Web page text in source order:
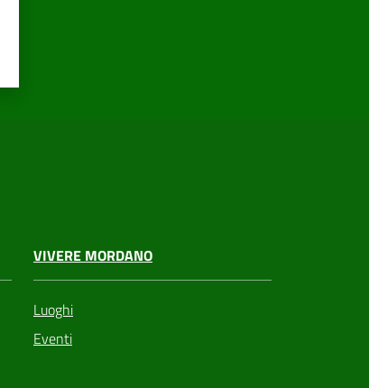
VIVERE MORDANO
Luoghi
Eventi